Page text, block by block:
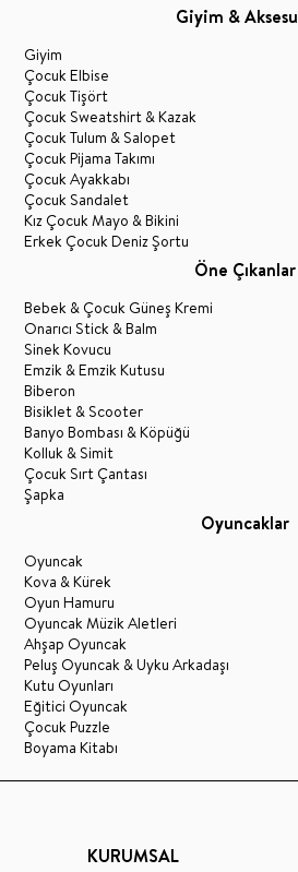
Giyim &
Giyim
Çocuk Elbise
Çocuk Tişört
Çocuk Sweatshirt & Kazak
Çocuk Tulum & Salopet
Çocuk Pijama Takımı
Çocuk Ayakkabı
Çocuk Sandalet
Kız Çocuk Mayo & Bikini
Erkek Çocuk Deniz Şortu
Öne Çıkanlar
Bebek & Çocuk Güneş Kremi
Onarıcı Stick & Balm
Sinek Kovucu
Emzik & Emzik Kutusu
Biberon
Bisiklet & Scooter
Banyo Bombası & Köpüğü
Kolluk & Simit
Çocuk Sırt Çantası
Şapka
Oyuncaklar
Oyuncak
Kova & Kürek
Oyun Hamuru
Oyuncak Müzik Aletleri
Ahşap Oyuncak
Peluş Oyuncak & Uyku Arkadaşı
Kutu Oyunları
Eğitici Oyuncak
Çocuk Puzzle
Boyama Kitabı
KURUMSAL